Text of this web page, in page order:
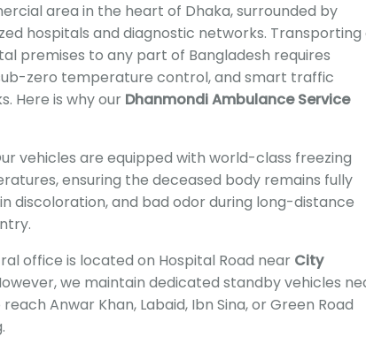
area in the heart of Dhaka, surrounded by
hospitals and diagnostic networks. Transporting
premises to any part of Bangladesh requires
zero temperature control, and smart traffic
Here is why our Dhanmondi Ambulance Service
vehicles are equipped with world-class freezing
ensuring the deceased body remains fully
discoloration, and bad odor during long-distance
office is located on Hospital Road near City
we maintain dedicated standby vehicles
Anwar Khan, Labaid, Ibn Sina, or Green Road